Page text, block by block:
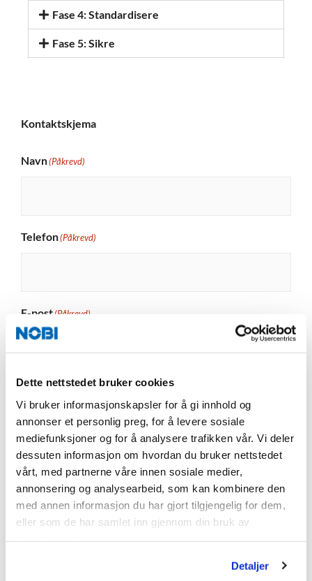
Dette nettstedet bruker cookies
Vi bruker informasjonskapsler for å gi innhold og
annonser et personlig preg, for å levere sosiale
mediefunksjoner og for å analysere trafikken vår. Vi deler
dessuten informasjon om hvordan du bruker nettstedet
vårt, med partnerne våre innen sosiale medier,
annonsering og analysearbeid, som kan kombinere den
med annen informasjon du har gjort tilgjengelig for dem,
eller som de har samlet inn gjennom din bruk av
Detaljer
Fase 4: Standardisere
Fase 5: Sikre
Kontaktskjema
Navn(Påkrevd)
Telefon(Påkrevd)
E-post(Påkrevd)
Melding(Påkrevd)